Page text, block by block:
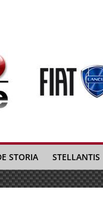
STORIA STELLANTIS